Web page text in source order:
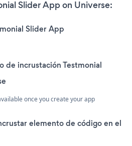
Slider App on Universe:
Slider App
de incrustación Testmonial
once you create your app
elemento de código en el